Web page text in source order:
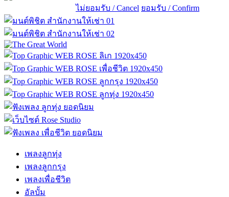
ไม่ยอมรับ / Cancel ยอมรับ / Confirm
เพลงลูกทุ่ง
เพลงลูกกรุง
เพลงเพื่อชีวิต
อัลบั้ม